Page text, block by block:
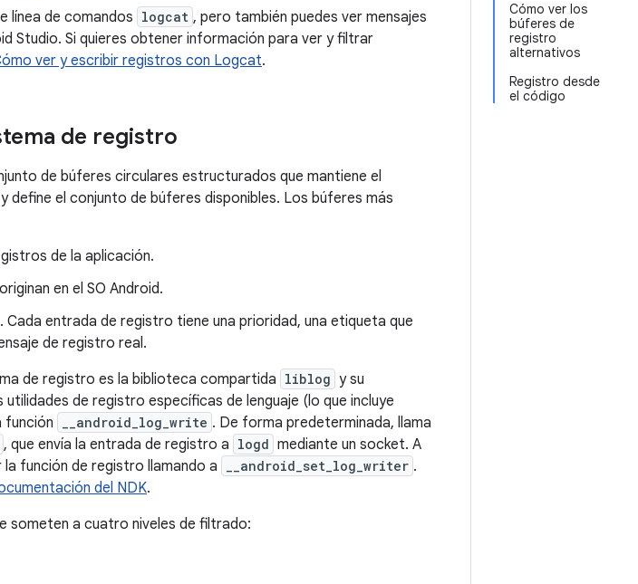
Cómo ver los
búferes de
registro
alternativos
Registro desde
el código
línea de comandos logcat , pero también puedes ver mensajes
Studio. Si quieres obtener información para ver y filtrar
ver y escribir registros con Logcat.
de registro
de búferes circulares estructurados que mantiene el
define el conjunto de búferes disponibles. Los búferes más
de la aplicación.
en el SO Android.
Cada entrada de registro tiene una prioridad, una etiqueta que
de registro real.
de registro es la biblioteca compartida liblog y su
utilidades de registro específicas de lenguaje (lo que incluye
función __android_log_write . De forma predeterminada, llama
, que envía la entrada de registro a logd mediante un socket. A
función de registro llamando a
__android_set_log_writer .
del NDK.
someten a cuatro niveles de filtrado: